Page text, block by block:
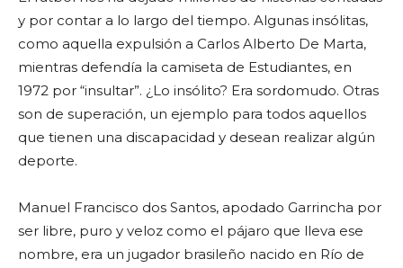
y por contar a lo largo del tiempo. Algunas insólitas,
como aquella expulsión a Carlos Alberto De Marta,
mientras defendía la camiseta de Estudiantes, en
1972 por “insultar”. ¿Lo insólito? Era sordomudo. Otras
son de superación, un ejemplo para todos aquellos
que tienen una discapacidad y desean realizar algún
deporte.
Manuel Francisco dos Santos, apodado Garrincha por
ser libre, puro y veloz como el pájaro que lleva ese
nombre, era un jugador brasileño nacido en Río de